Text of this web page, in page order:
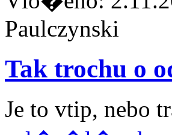
Paulczynski
Tak trochu o
Je to vtip, nebo